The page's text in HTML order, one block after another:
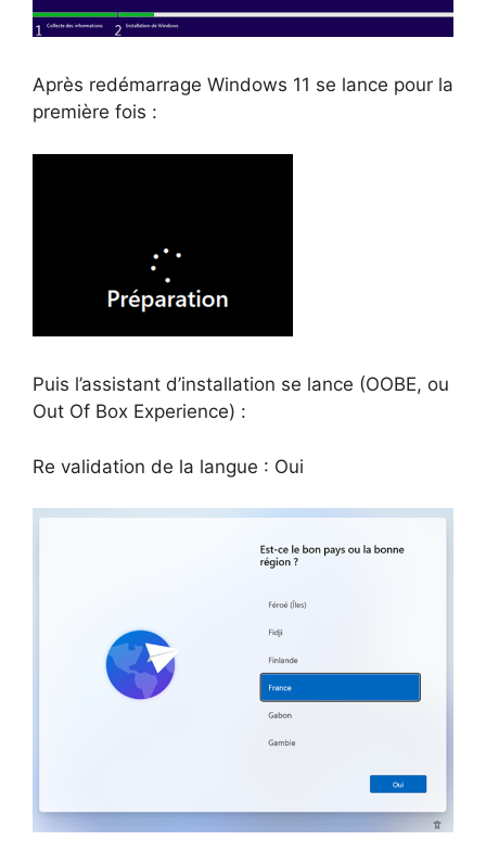
Après redémarrage Windows 11 se lance pour la
première fois :
Puis l’assistant d’installation se lance (OOBE, ou
Out Of Box Experience) :
Re validation de la langue : Oui